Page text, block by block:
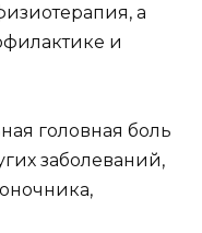
а
и
головная боль
заболеваний,